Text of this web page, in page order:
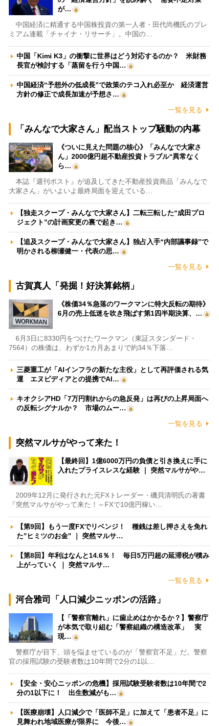
が…
中国経済に精通する中国株投資の第一人者・田代尚機氏のプレ
ミアム連載「チャイナ・リサーチ」。中国の…
中国「Kimi K3」の衝撃に世界はどう対応するのか？ 米財務
長官が検討する「蒸留を行う中国…
中国経済“予想外の低成長”で政策のテコ入れ必至か 経済運営
方針の修正で成長加速が予想さ…
一覧を見る
「みんなで大家さん」配当ストップ騒動の内幕
《ついに見えた問題の核心》「みんなで大家さ
ん」2000億円超不動産投資トラブル“異常なく
ら…
本誌『週刊ポスト』が追及してきた不動産投資商品「みんなで
大家さん」がいよいよ最終局面を迎えている…
【独走スクープ・みんなで大家さん】二転三転した“成田プロ
ジェクト”の計画変更の裏で起き…
【追及スクープ・みんなで大家さん】独占入手“内部議事録”で
明かされる柳瀬健一・代表の思…
一覧を見る
古賀真人「発掘！好決算銘柄」
《株価34％急落のワークマンに特大反転の期待》
6月の売上低迷を吹き飛ばす第1四半期決算、…
6月3日に8330円をつけたワークマン（東証スタンダード・
7564）の株価は、わずか1カ月あまりで約34％下落…
三菱重工が「AIインフラの新たな主役」として再評価される気
運 エヌビディアとの提携でAI…
キオクシアHD「7万円割れからの急反発」は再びの上昇局面へ
の反転シグナルか？ 市場のムー…
一覧を見る
突然マルサがやって来た！
【最終回】1億6000万円の負債と引き換えに手に
入れたプライスレスな経験 ｜ 突然マルサがや…
2009年12月に発行された元FXトレーダー・磯貝清明氏の著書
『突然マルサがやって来た！～FXで10億円稼い…
【第9回】もう一度FXでリベンジ！ 種銭は差し押さえを免れ
た”ヒミツのお金” ｜ 突然マルサ…
【第8回】年利はなんと14.6％！ 毎日5万円超の延滞税が積み
上がっていく ｜ 突然マルサ…
一覧を見る
河合雅司「人口減少ニッポンの活路」
【「警察官離れ」に歯止めはかかるか？】警察庁
が本気で取り組む「警察組織の構造改革」 実
現…
警察庁が目下、頭を悩ませているのが「警察官不足」だ。警察
官の採用試験の受験者数は10年間で2分の1以…
【安全・安心ニッポンの危機】採用試験受験者数は10年間で2
分の1以下に！ 出生数減がも…
【医療崩壊】人口減少で「医師不足」に加えて「患者不足」に
見舞われ地域医療が限界に 今後…